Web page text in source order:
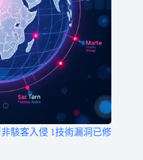
非駭客入侵 1技術漏洞已修